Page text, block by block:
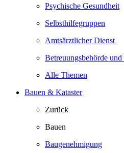
Psychische Gesundheit
Selbsthilfegruppen
Amtsärztlicher Dienst
Betreuungsbehörde
Alle Themen
Bauen & Kataster
Zurück
Bauen
Baugenehmigung